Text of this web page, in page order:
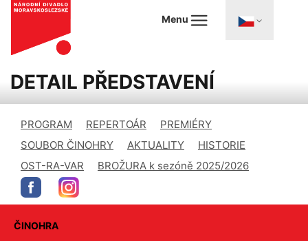
Menu
DETAIL PŘEDSTAVENÍ
PROGRAM REPERTOÁR
PREMIÉRY
SOUBOR ČINOHRY
AKTUALITY
HISTORIE
OST-RA-VAR
BROŽURA k sezóně 2025/2026
ČINOHRA